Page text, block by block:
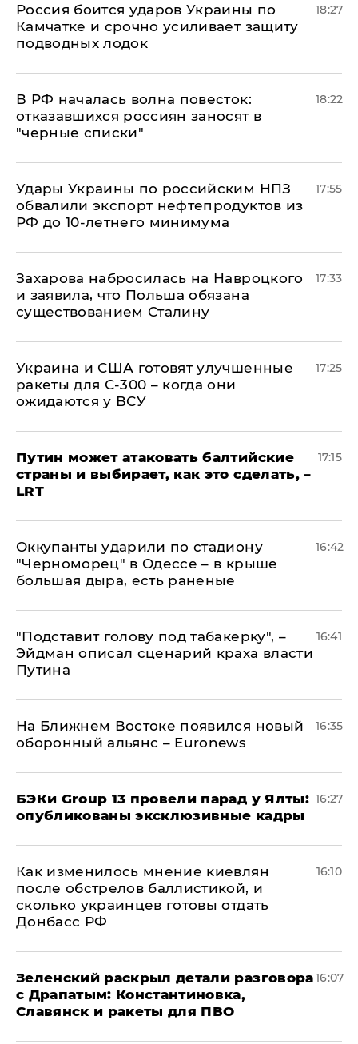
Россия боится ударов Украины по
Камчатке и срочно усиливает защиту
подводных лодок
18:27
​В РФ началась волна повесток:
отказавшихся россиян заносят в
"черные списки"
18:22
Удары Украины по российским НПЗ
обвалили экспорт нефтепродуктов из
РФ до 10-летнего минимума
17:55
​Захарова набросилась на Навроцкого
и заявила, что Польша обязана
существованием Сталину
17:33
Украина и США готовят улучшенные
ракеты для С-300 – когда они
ожидаются у ВСУ
17:25
Путин может атаковать балтийские
страны и выбирает, как это сделать, –
LRT
17:15
Оккупанты ударили по стадиону
"Черноморец" в Одессе – в крыше
большая дыра, есть раненые
16:42
​"Подставит голову под табакерку", –
Эйдман описал сценарий краха власти
Путина
16:41
На Ближнем Востоке появился новый
оборонный альянс – Euronews
16:35
​БЭКи Group 13 провели парад у Ялты:
опубликованы эксклюзивные кадры
16:27
Как изменилось мнение киевлян
после обстрелов баллистикой, и
сколько украинцев готовы отдать
Донбасс РФ
16:10
​Зеленский раскрыл детали разговора
с Драпатым: Константиновка,
Славянск и ракеты для ПВО
16:07